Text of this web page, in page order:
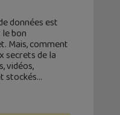
données est
bon
Mais, comment
secrets de la
vidéos,
stockés